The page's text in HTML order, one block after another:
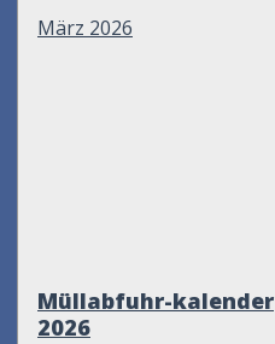
März 2026
Müllabfuhr-kalender
2026